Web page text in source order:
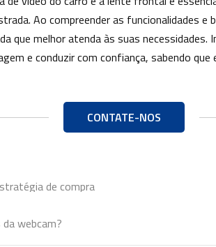
Ao compreender as funcionalidades e
que melhor atenda às suas necessidades.
e conduzir com confiança, sabendo que
CONTATE-NOS
de compra
webcam?